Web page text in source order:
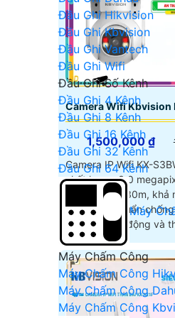
Đầu Ghi Hikvision
Đầu Ghi Kbvision
Đầu Ghi Vantech
Đầu Ghi Wifi
Đầu Ghi Số Kênh
Đầu Ghi 4 Kênh
Đầu Ghi 8 Kênh
Đầu Ghi 16 Kênh
Đầu Ghi 32 Kênh
Đầu Ghi 64 Kênh
Máy
Máy Chấm Công
Máy Chấm Công
Máy Chấm Công
Máy Chấm Công
Camera Wifi Kbvision
1,500,000 ₫
Camera IP Wifi KX-
chất lượng 3.0
Full Color tới 30m,
360 cùng chuẩn
camera hoạt động và